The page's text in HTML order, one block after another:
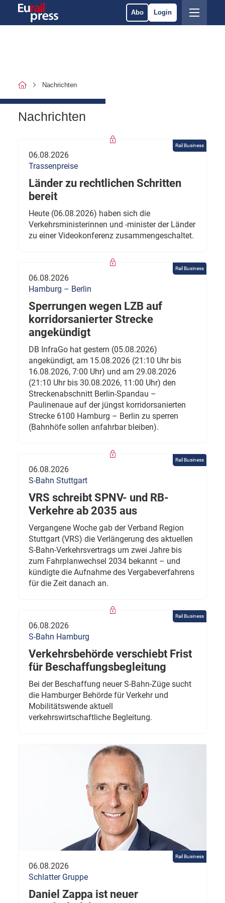
Abo Login
Nachrichten
Nachrichten
Rail Business
06.08.2026
Trassenpreise
Länder zu rechtlichen Schritten
bereit
Heute (06.08.2026) haben sich die
Verkehrsministerinnen und -minister der Länder
zu einer Videokonferenz zusammengeschaltet.
Rail Business
06.08.2026
Hamburg – Berlin
Sperrungen wegen LZB auf
korridorsanierter Strecke
angekündigt
DB InfraGo hat gestern (05.08.2026)
angekündigt, am 15.08.2026 (21:10 Uhr bis
16.08.2026, 7:00 Uhr) und am 29.08.2026
(21:10 Uhr bis 30.08.2026, 11:00 Uhr) den
Streckenabschnitt Berlin-Spandau –
Paulinenaue auf der jüngst korridorsanierten
Strecke 6100 Hamburg – Berlin zu sperren
(Bahnhöfe sollen anfahrbar bleiben).
Rail Business
06.08.2026
S-Bahn Stuttgart
VRS schreibt SPNV- und RB-
Verkehre ab 2035 aus
Vergangene Woche gab der Verband Region
Stuttgart (VRS) die Verlängerung des aktuellen
S-Bahn-Verkehrsvertrags um zwei Jahre bis
zum Fahrplanwechsel 2034 bekannt – und
kündigte die Aufnahme des Vergabeverfahrens
für die Zeit danach an.
Rail Business
06.08.2026
S-Bahn Hamburg
Verkehrsbehörde verschiebt Frist
für Beschaffungsbegleitung
Bei der Beschaffung neuer S-Bahn-Züge sucht
die Hamburger Behörde für Verkehr und
Mobilitätswende aktuell
verkehrswirtschaftliche Begleitung.
Rail Business
06.08.2026
Schlatter Gruppe
Daniel Zappa ist neuer